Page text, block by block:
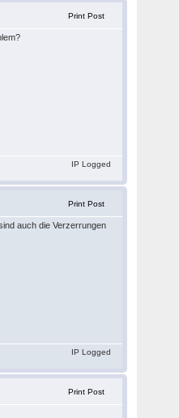
Print Post
IP Logged
Print Post
auch die Verzerrungen
IP Logged
Print Post